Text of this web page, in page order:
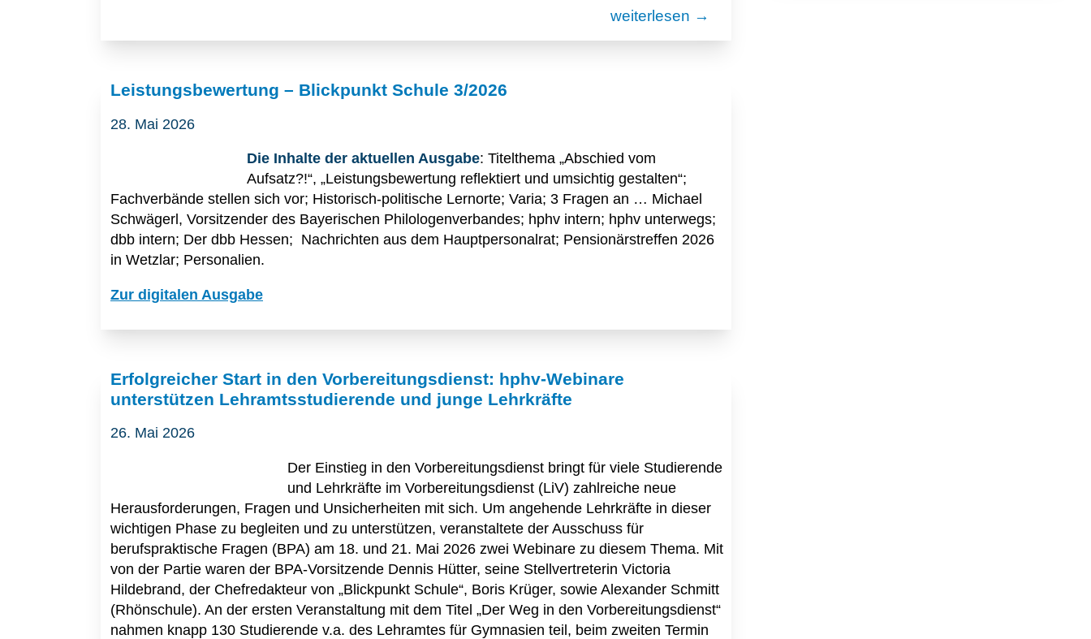
weiterlesen →
Leistungsbewertung – Blickpunkt Schule 3/2026
28. Mai 2026
Die Inhalte der aktuellen Ausgabe: Titelthema „Abschied vom
Aufsatz?!“, „Leistungsbewertung reflektiert und umsichtig gestalten“;
Fachverbände stellen sich vor; Historisch-politische Lernorte; Varia; 3 Fragen an … Michael
Schwägerl, Vorsitzender des Bayerischen Philologenverbandes; hphv intern; hphv unterwegs;
dbb intern; Der dbb Hessen; Nachrichten aus dem Hauptpersonalrat; Pensionärstreffen 2026
in Wetzlar; Personalien.
Zur digitalen Ausgabe
Erfolgreicher Start in den Vorbereitungsdienst: hphv-Webinare
unterstützen Lehramtsstudierende und junge Lehrkräfte
26. Mai 2026
Der Einstieg in den Vorbereitungsdienst bringt für viele Studierende
und Lehrkräfte im Vorbereitungsdienst (LiV) zahlreiche neue
Herausforderungen, Fragen und Unsicherheiten mit sich. Um angehende Lehrkräfte in dieser
wichtigen Phase zu begleiten und zu unterstützen, veranstaltete der Ausschuss für
berufspraktische Fragen (BPA) am 18. und 21. Mai 2026 zwei Webinare zu diesem Thema. Mit
von der Partie waren der BPA-Vorsitzende Dennis Hütter, seine Stellvertreterin Victoria
Hildebrand, der Chefredakteur von „Blickpunkt Schule“, Boris Krüger, sowie Alexander Schmitt
(Rhönschule). An der ersten Veranstaltung mit dem Titel „Der Weg in den Vorbereitungsdienst“
nahmen knapp 130 Studierende v.a. des Lehramtes für Gymnasien teil, beim zweiten Termin